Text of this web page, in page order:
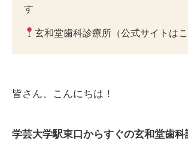
す
玄和堂歯科診療所（公式サイトはこ
皆さん、こんにちは！
学芸大学駅東口からすぐの玄和堂歯科